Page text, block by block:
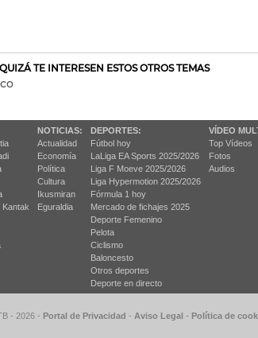
TE INTERESEN ESTOS OTROS TEMAS
Kantak
NOTICIAS:
Actualidad
Economía
Política
Cultura
Ikusmiran
Eguraldia
DEPORTES:
Fútbol hoy
LaLiga EA Sports 2025/2026
Liga F Moeve 2025/2026
Liga Hypermotion 2025/2026
Fórmula 1 hoy
Mercado de fichajes 2025
Deporte Femenino
Pelota
Ciclismo
Baloncesto
Otros deportes
Deporte en directo
VÍDEO
Top Vídeos
Fotos
Audios
- 2026 - Portal de Privacidad - Aviso Legal - Política de